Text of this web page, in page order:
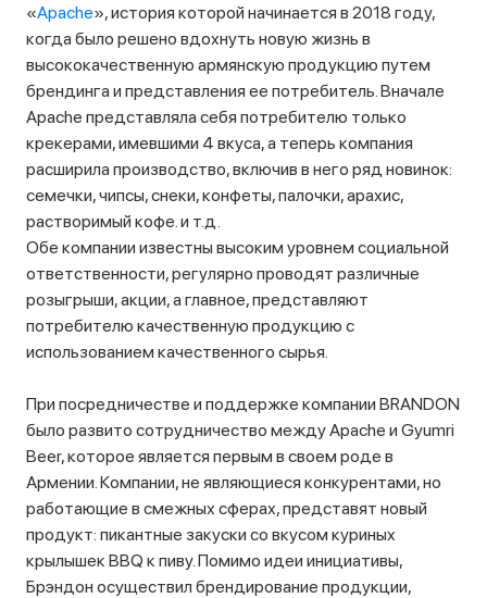
«Apache», история которой начинается в 2018 году,
когда было решено вдохнуть новую жизнь в
высококачественную армянскую продукцию путем
брендинга и представления ее потребитель. Вначале
Apache представляла себя потребителю только
крекерами, имевшими 4 вкуса, а теперь компания
расширила производство, включив в него ряд новинок:
семечки, чипсы, снеки, конфеты, палочки, арахис,
растворимый кофе. и т.д.
Обе компании известны высоким уровнем социальной
ответственности, регулярно проводят различные
розыгрыши, акции, а главное, представляют
потребителю качественную продукцию с
использованием качественного сырья.
При посредничестве и поддержке компании BRANDON
было развито сотрудничество между Apache и Gyumri
Beer, которое является первым в своем роде в
Армении. Компании, не являющиеся конкурентами, но
работающие в смежных сферах, представят новый
продукт: пикантные закуски со вкусом куриных
крылышек BBQ к пиву. Помимо идеи инициативы,
Брэндон осуществил брендирование продукции,